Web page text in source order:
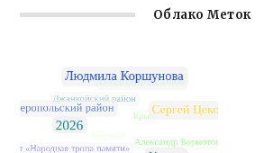
Облако Меток